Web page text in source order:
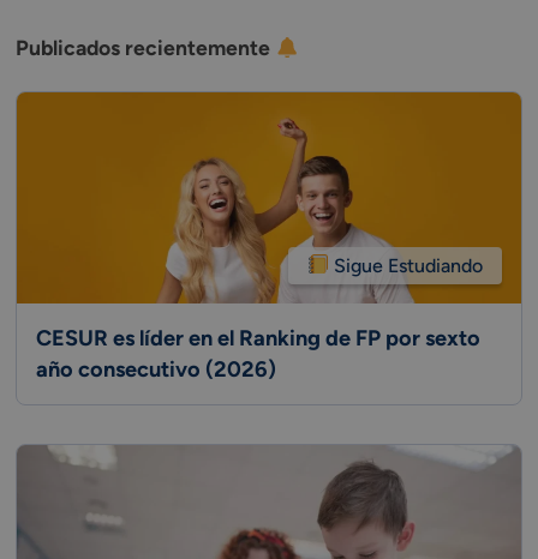
Publicados recientemente
Sigue Estudiando
CESUR es líder en el Ranking de FP por sexto
año consecutivo (2026)